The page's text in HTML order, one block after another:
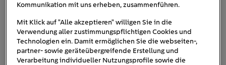
Dauer: 10:00 - 11:00 Uhr
Kommunikation mit uns erheben, zusammenführen.
Mit Klick auf "Alle akzeptieren" willigen Sie in die
Verwendung aller zustimmungspflichtigen Cookies und
Technologien ein. Damit ermöglichen Sie die webseiten-,
partner- sowie geräteübergreifende Erstellung und
Verarbeitung individueller Nutzungsprofile sowie die